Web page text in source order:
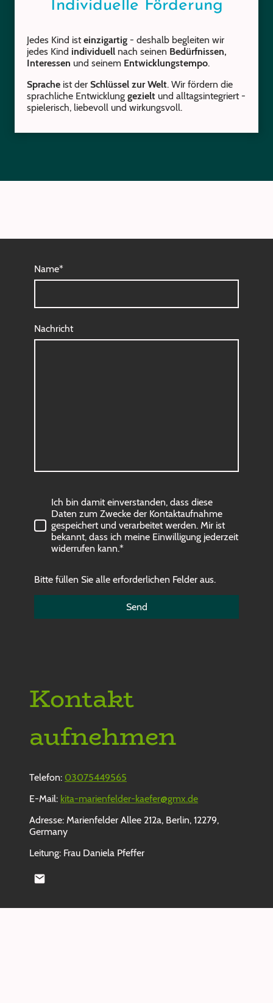
Individuelle Förderung
Jedes Kind isteinzigartig - deshalb begleiten wir
jedes Kind individuell nach seinen Bedürfnissen,
Interessen und seinem Entwicklungstempo.
Sprache ist der Schlüssel zur Welt. Wir fördern die
sprachliche Entwicklung gezielt und alltagsintegriert -
spielerisch, liebevoll und wirkungsvoll.
Name*
Nachricht
Ich bin damit einverstanden, dass diese
Daten zum Zwecke der Kontaktaufnahme
gespeichert und verarbeitet werden. Mir ist
bekannt, dass ich meine Einwilligung jederzeit
widerrufen kann.*
Bitte füllen Sie alle erforderlichen Felder aus.
Send
Kontakt
aufnehmen
Telefon: 03075449565
E-Mail: kita-marienfelder-kaefer@gmx.de
Adresse: Marienfelder Allee 212a, Berlin, 12279,
Germany
Leitung: Frau Daniela Pfeffer